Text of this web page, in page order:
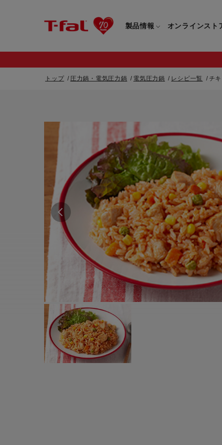
製品情報
すべてのフライ
取っ手つきフラ
取っ手のとれる
電気ケトル
すべての電気ケ
圧力鍋・電気
すべての圧力鍋
圧力鍋
オンラインスト
すべてのフライパン・鍋一覧
取っ手つきフライパン・鍋一覧
取っ手のとれるフライパン・鍋一覧
電気ケトル一覧
すべての電気ケトル一覧
圧力鍋・電気圧力鍋一覧
すべての圧力鍋・電気圧力鍋一覧
圧力鍋一覧
電気圧力鍋一覧
重要なお知らせ
トップ 圧力鍋・電気圧力鍋 電気圧力鍋 レシピ一覧 チ